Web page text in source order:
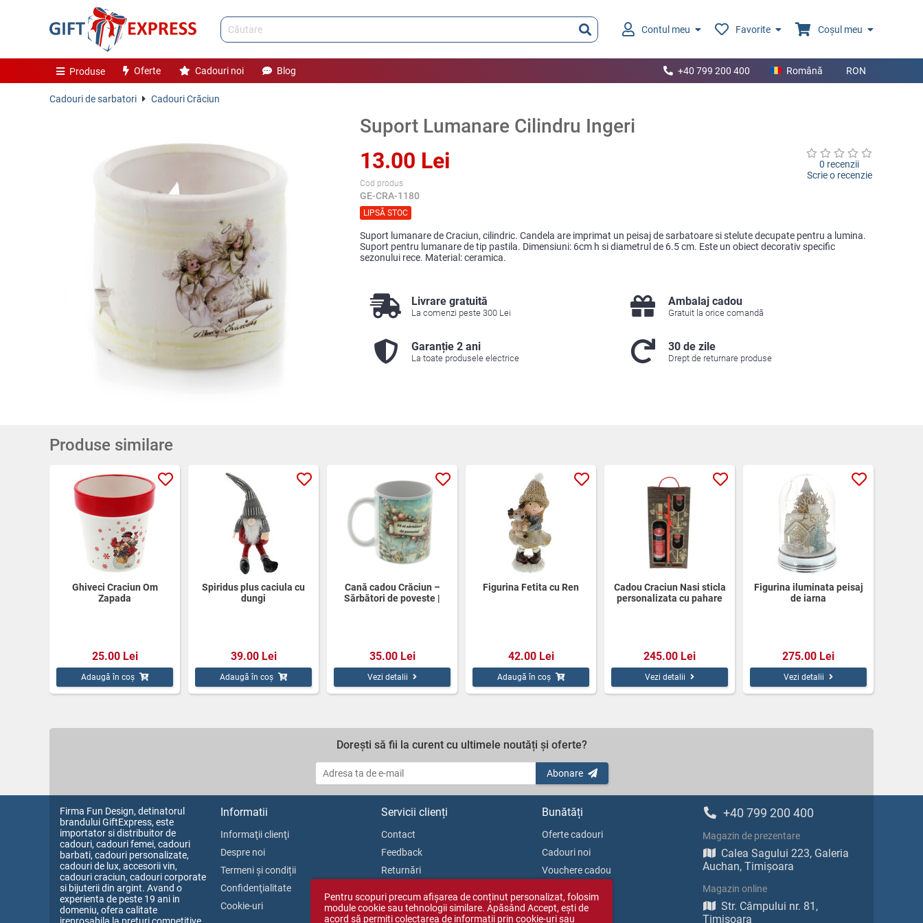
Contul meu Favorite Coșul meu
Produse Oferte Cadouri noi Blog +40 799 200 400 Română RON
Cadouri de sarbatori Cadouri Crăciun
Suport Lumanare Cilindru Ingeri
13.00 Lei
Cod produs
GE-CRA-1180
LIPSĂ STOC
0 recenzii
Scrie o recenzie
Suport lumanare de Craciun, cilindric. Candela are imprimat un peisaj de sarbatoare si stelute decupate pentru a lumina.
Suport pentru lumanare de tip pastila. Dimensiuni: 6cm h si diametrul de 6.5 cm. Este un obiect decorativ specific
sezonului rece. Material: ceramica.
Livrare gratuită
La comenzi peste 300 Lei
Ambalaj cadou
Gratuit la orice comandă
Garanție 2 ani
La toate produsele electrice
30 de zile
Drept de returnare produse
Produse similare
Ghiveci Craciun Om
Zapada
25.00 Lei
Adaugă în coș
Spiridus plus caciula cu
dungi
39.00 Lei
Adaugă în coș
Cană cadou Crăciun –
Sărbători de poveste |
35.00 Lei
Vezi detalii
Figurina Fetita cu Ren
42.00 Lei
Adaugă în coș
Cadou Craciun Nasi sticla
personalizata cu pahare
245.00 Lei
Vezi detalii
Figurina iluminata peisaj
de iarna
275.00 Lei
Vezi detalii
Dorești să fii la curent cu ultimele noutăți și oferte?
Abonare
Firma Fun Design, detinatorul
brandului GiftExpress, este
importator si distribuitor de
cadouri, cadouri femei, cadouri
barbati, cadouri personalizate,
cadouri de lux, accesorii vin,
cadouri craciun, cadouri corporate
si bijuterii din argint. Avand o
experienta de peste 19 ani in
domeniu, ofera calitate
Informatii
Informaţii clienţi
Despre noi
Termeni și condiții
Confidenţialitate
Cookie-uri
Servicii clienți
Contact
Feedback
Returnări
ANPC
Bunătăți
Oferte cadouri
Cadouri noi
Vouchere cadou
+40 799 200 400
Magazin de prezentare
Calea Sagului 223, Galeria
Auchan, Timișoara
Magazin online
Str. Câmpului nr. 81,
Timișoara
Pentru scopuri precum afișarea de conținut personalizat, folosim
module cookie sau tehnologii similare. Apăsând Accept, ești de
acord să permiți colectarea de informații prin cookie-uri sau